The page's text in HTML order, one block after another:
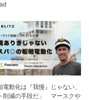
電動化は『我慢』じゃない、
削減の手段だ」 マースクや